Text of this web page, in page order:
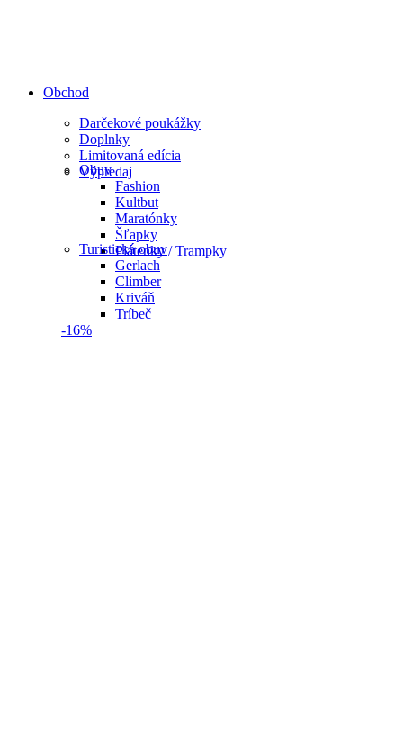
Obchod
Darčekové poukážky
Doplnky
Limitovaná edícia
Výpredaj
Obuv
Fashion
Kultbut
Maratónky
Šľapky
Plátenky / Trampky
Turistická obuv
Gerlach
Climber
Kriváň
Tríbeč
-16%